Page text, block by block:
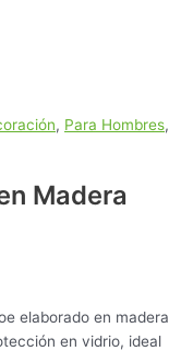
, Para Hombres,
Madera
elaborado en madera
en vidrio, ideal